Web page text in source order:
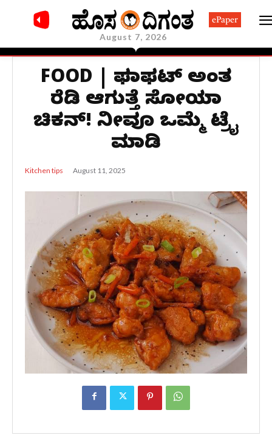
August 7, 2026
ePaper
FOOD | ಫಟಾಫಟ್ ಅಂತ
ರೆಡಿ ಆಗುತ್ತೆ ಸೋಯಾ
ಚಿಕನ್! ನೀವೂ ಒಮ್ಮೆ ಟ್ರೈ
ಮಾಡಿ
Kitchen tips August 11, 2025